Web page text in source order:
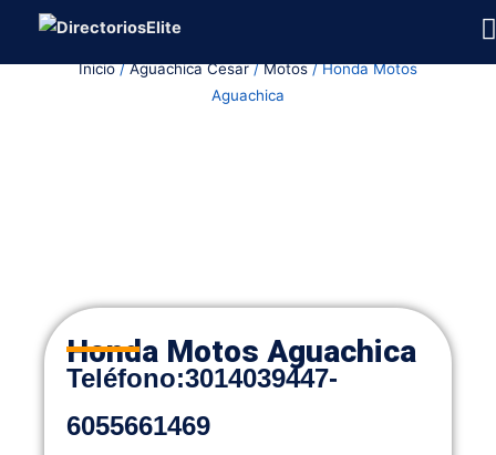
Inicio/Aguachica Cesar/Motos/ Honda Motos
Aguachica
Honda Motos Aguachica
Teléfono:3014039447-
6055661469